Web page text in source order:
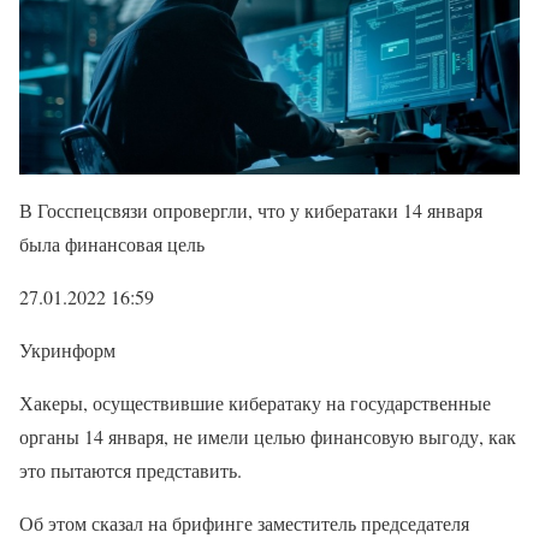
В Госспецсвязи опровергли, что у кибератаки 14 января
была финансовая цель
27.01.2022 16:59
Укринформ
Хакеры, осуществившие кибератаку на государственные
органы 14 января, не имели целью финансовую выгоду, как
это пытаются представить.
Об этом сказал на брифинге заместитель председателя